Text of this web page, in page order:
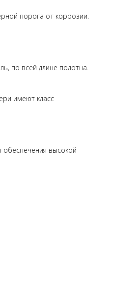
порога от коррозии.
по всей длине полотна.
имеют класс
высокой